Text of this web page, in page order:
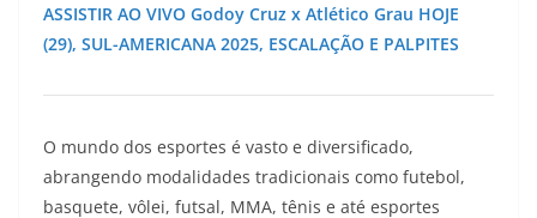
ASSISTIR AO VIVO Godoy Cruz x Atlético Grau HOJE
(29), SUL-AMERICANA 2025, ESCALAÇÃO E PALPITES
O mundo dos esportes é vasto e diversificado,
abrangendo modalidades tradicionais como futebol,
basquete, vôlei, futsal, MMA, tênis e até esportes